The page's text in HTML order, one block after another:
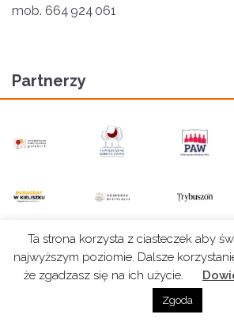
mob. 664 924 061
Partnerzy
© 2026. Radio Kulinarne. All rights reserved.
Grafiki na stronie: Bogusław Białecki. | Projekt
i wykonanie:
Skyverse
Ta strona korzysta z ciasteczek aby
najwyższym poziomie. Dalsze
że zgadzasz się na ich użycie.
Zgoda